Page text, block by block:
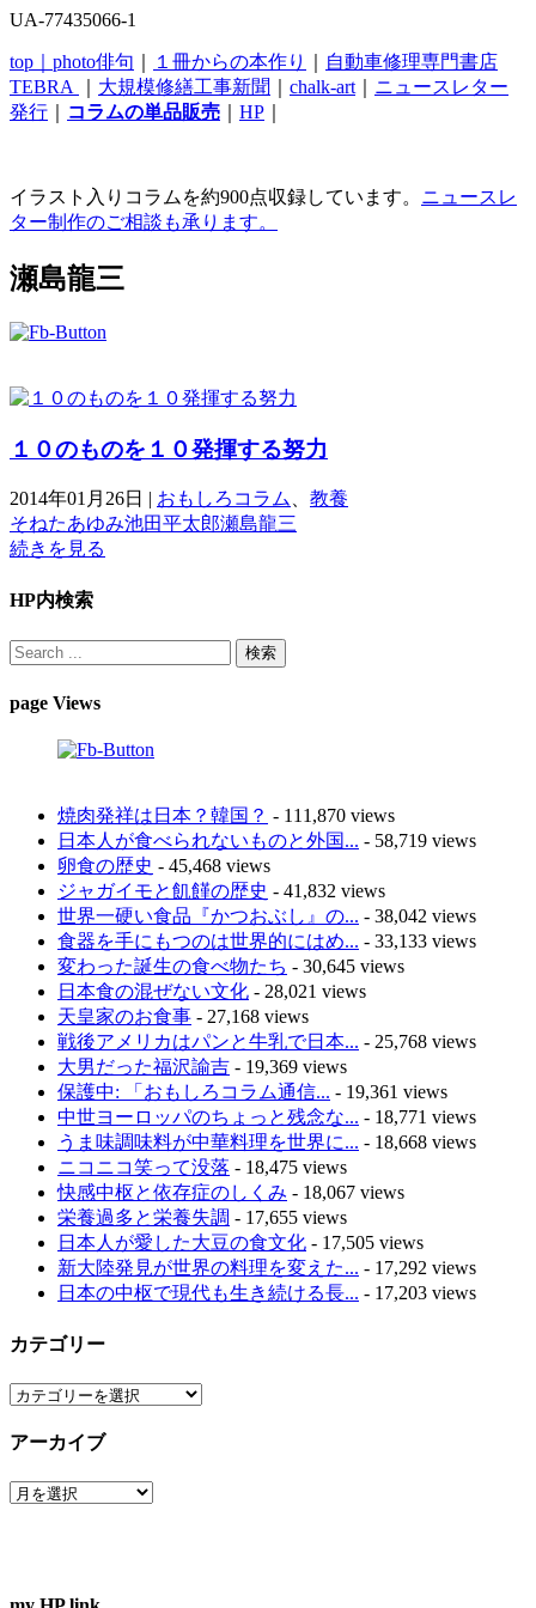
UA-77435066-1
top｜ photo俳句 １冊からの本作り
自動車修理専門書店
TEBRA
大規模修繕工事新聞 chalk-art
ニュースレター
発行
コラムの単品販売 HP
イラスト入りコラムを約900点収録しています。 ニュースレ
ター制作のご相談も承ります。
瀬島龍三
１０のものを１０発揮する努力
2014年01月26日 | おもしろコラム
教養
そねたあゆみ池田平太郎瀬島龍三
続きを見る
HP内検索
page Views
焼肉発祥は日本？韓国？ - 111,870 views
日本人が食べられないものと外国... - 58,719 views
卵食の歴史 - 45,468 views
ジャガイモと飢饉の歴史 - 41,832 views
世界一硬い食品『かつおぶし』の... - 38,042 views
食器を手にもつのは世界的にはめ... - 33,133 views
変わった誕生の食べ物たち - 30,645 views
日本食の混ぜない文化 - 28,021 views
天皇家のお食事 - 27,168 views
戦後アメリカはパンと牛乳で日本... - 25,768 views
大男だった福沢諭吉 - 19,369 views
保護中: 「おもしろコラム通信... - 19,361 views
中世ヨーロッパのちょっと残念な... - 18,771 views
うま味調味料が中華料理を世界に... - 18,668 views
ニコニコ笑って没落 - 18,475 views
快感中枢と依存症のしくみ - 18,067 views
栄養過多と栄養失調 - 17,655 views
日本人が愛した大豆の食文化 - 17,505 views
新大陸発見が世界の料理を変えた... - 17,292 views
日本の中枢で現代も生き続ける長... - 17,203 views
カテゴリー
カ
ゴ
ー
アーカイブ
ア